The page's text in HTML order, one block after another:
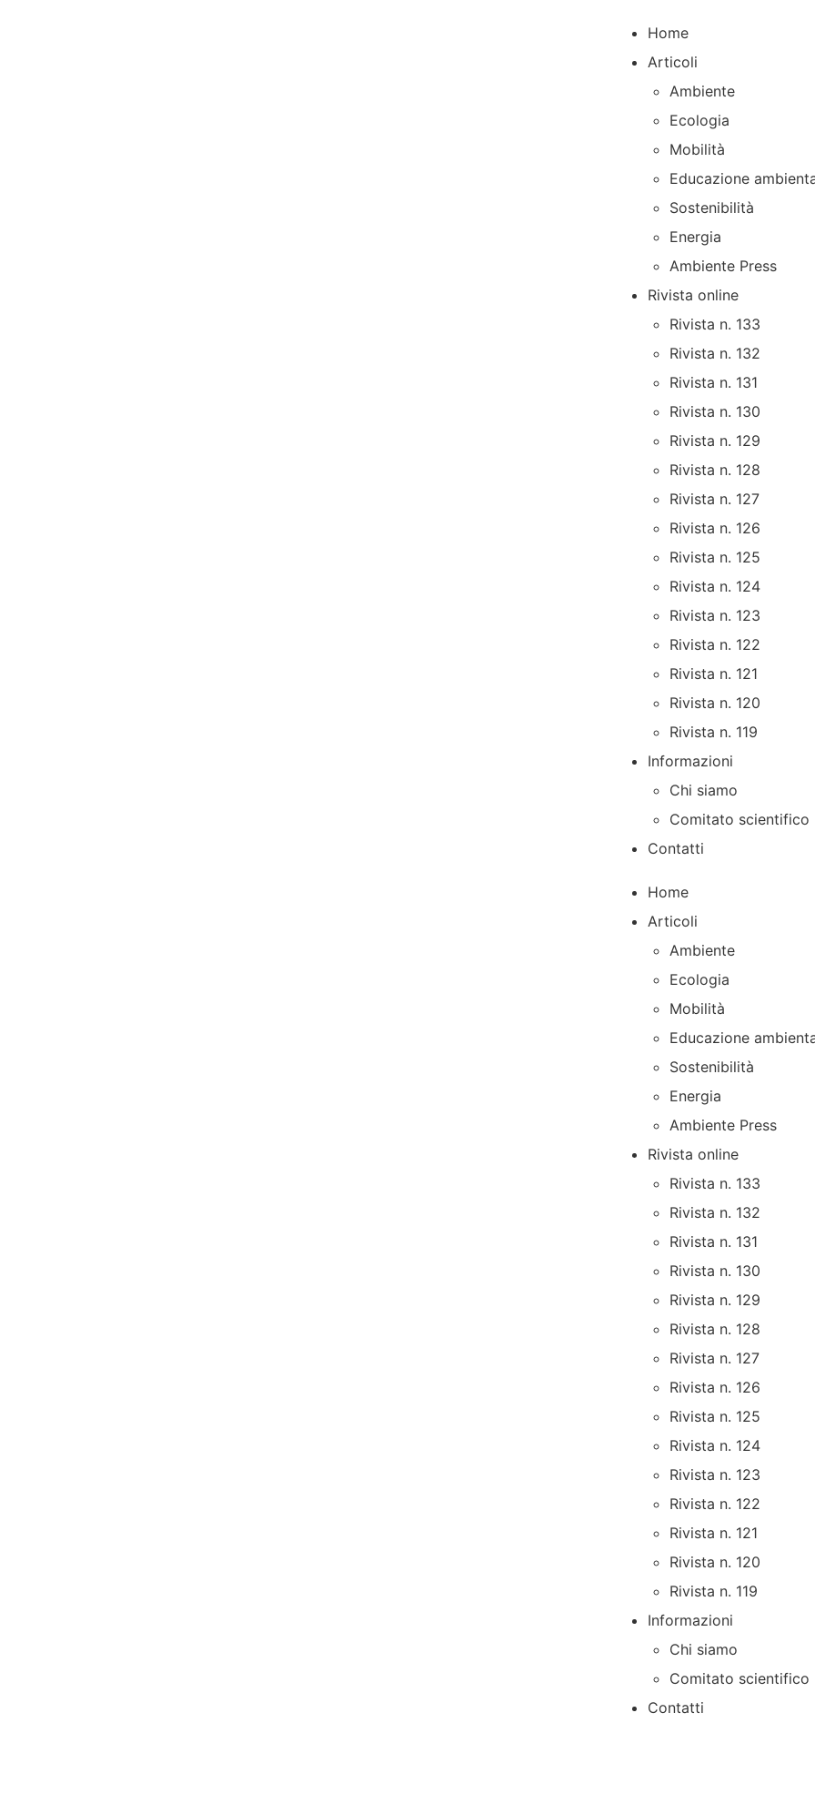
Home
Articoli
Ambiente
Ecologia
Mobilità
Educazione
Sostenibilità
Energia
Ambiente Press
Rivista online
Rivista n. 133
Rivista n. 132
Rivista n. 131
Rivista n. 130
Rivista n. 129
Rivista n. 128
Rivista n. 127
Rivista n. 126
Rivista n. 125
Rivista n. 124
Rivista n. 123
Rivista n. 122
Rivista n. 121
Rivista n. 120
Rivista n. 119
Informazioni
Chi siamo
Comitato scientifico
Contatti
Home
Articoli
Ambiente
Ecologia
Mobilità
Educazione
Sostenibilità
Energia
Ambiente Press
Rivista online
Rivista n. 133
Rivista n. 132
Rivista n. 131
Rivista n. 130
Rivista n. 129
Rivista n. 128
Rivista n. 127
Rivista n. 126
Rivista n. 125
Rivista n. 124
Rivista n. 123
Rivista n. 122
Rivista n. 121
Rivista n. 120
Rivista n. 119
Informazioni
Chi siamo
Comitato scientifico
Contatti